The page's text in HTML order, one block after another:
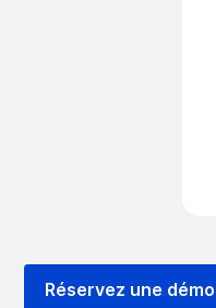
Réservez une démo